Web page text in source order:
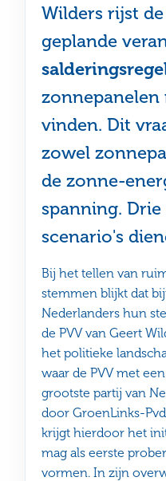
Wilders rijst
geplande
vinden. Dit
zowel
de zonne-
spanning.
scenario's
Bij het tellen van
stemmen blijkt dat
Nederlanders hun
de PVV van Geert
het politieke
waar de PVV met
grootste partij van
door GroenLinks-
krijgt hierdoor het
mag als eerste
vormen. In zijn